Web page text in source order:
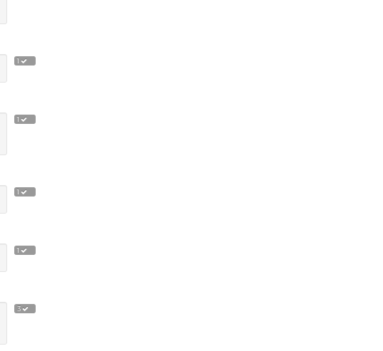
1
1
1
1
3